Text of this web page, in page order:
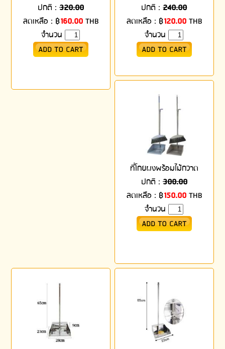
ปกติ : 320.00
ลดเหลือ : ฿160.00THB
จำนวน
ปกติ :240.00
ลดเหลือ : ฿120.00THB
จำนวน
ที่โกยผงพร้อมไม้กวาด
ปกติ : 300.00
ลดเหลือ : ฿150.00THB
จำนวน